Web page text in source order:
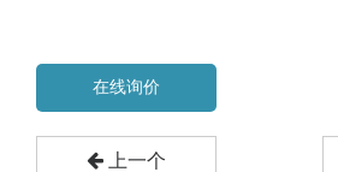
在线询价
上一个